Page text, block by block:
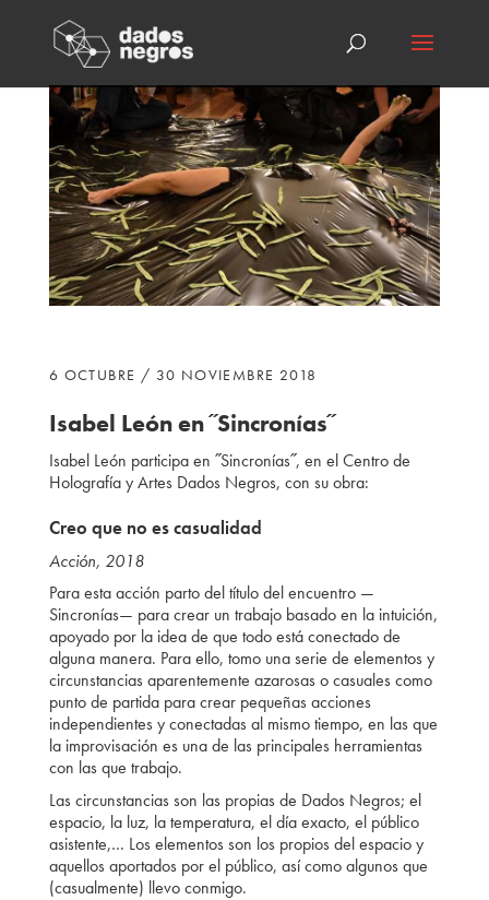
6 OCTUBRE / 30 NOVIEMBRE 2018
Isabel León en ˝Sincronías˝
Isabel León participa en ˝Sincronías˝, en el Centro de
Holografía y Artes Dados Negros, con su obra:
Creo que no es casualidad
Acción, 2018
Para esta acción parto del título del encuentro —
Sincronías— para crear un trabajo basado en la intuición,
apoyado por la idea de que todo está conectado de
alguna manera. Para ello, tomo una serie de elementos y
circunstancias aparentemente azarosas o casuales como
punto de partida para crear pequeñas acciones
independientes y conectadas al mismo tiempo, en las que
la improvisación es una de las principales herramientas
con las que trabajo.
Las circunstancias son las propias de Dados Negros; el
espacio, la luz, la temperatura, el día exacto, el público
asistente,… Los elementos son los propios del espacio y
aquellos aportados por el público, así como algunos que
(casualmente) llevo conmigo.